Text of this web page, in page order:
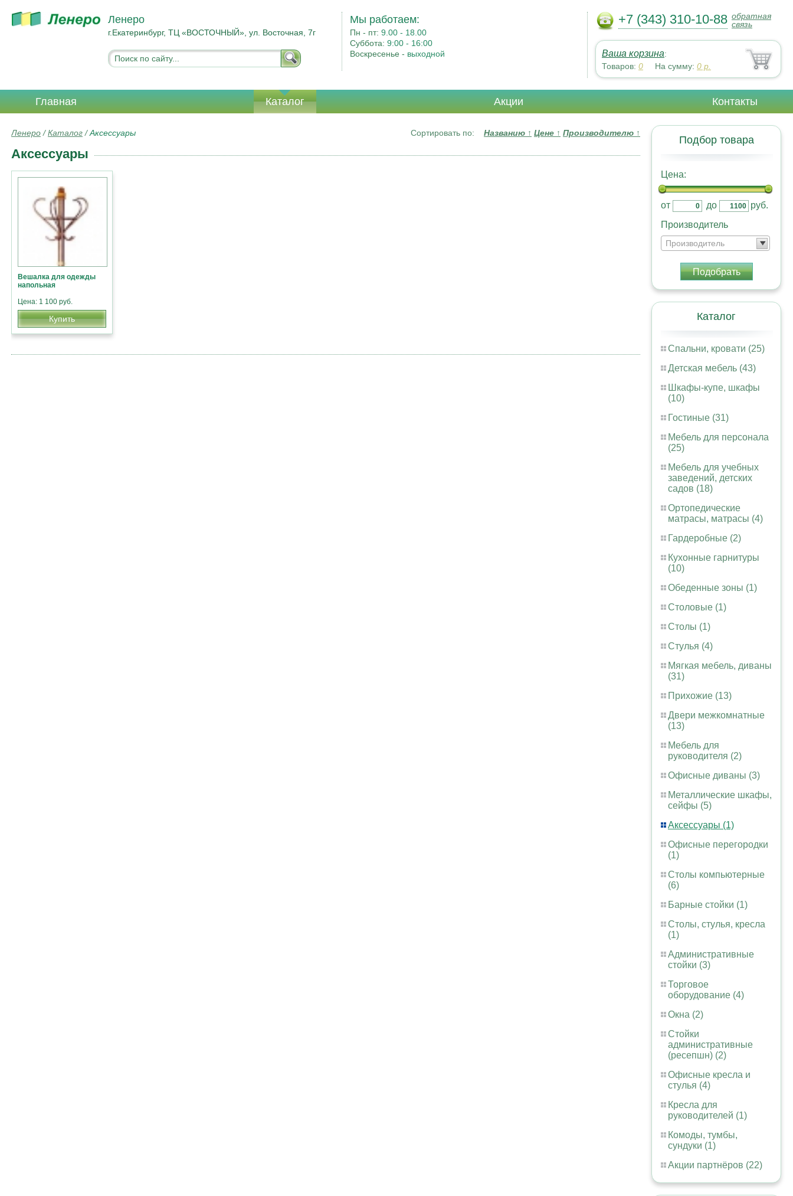
Ленеро
г.Екатеринбург, ТЦ «ВОСТОЧНЫЙ», ул. Восточная, 7г
Мы работаем:
Пн - пт:9.00 - 18.00
Суббота:9:00 - 16:00
Воскресенье - выходной
+7 (343) 310-10-88 обратная
связь
Ваша корзина:
Товаров: 0 На сумму: 0 р.
Главная Каталог Акции Контакты
Подбор товара
Цена:
от до
руб.
Производитель
Производитель
Подобрать
Каталог
Спальни, кровати (25)
Детская мебель (43)
Шкафы-купе, шкафы
(10)
Гостиные (31)
Мебель для персонала
(25)
Мебель для учебных
заведений, детских
садов (18)
Ортопедические
матрасы, матрасы (4)
Гардеробные (2)
Кухонные гарнитуры
(10)
Обеденные зоны (1)
Столовые (1)
Столы (1)
Стулья (4)
Мягкая мебель, диваны
(31)
Прихожие (13)
Двери межкомнатные
(13)
Мебель для
руководителя (2)
Офисные диваны (3)
Металлические шкафы,
сейфы (5)
Аксессуары (1)
Офисные перегородки
(1)
Столы компьютерные
(6)
Барные стойки (1)
Столы, стулья, кресла
(1)
Административные
стойки (3)
Торговое
оборудование (4)
Окна (2)
Стойки
административные
(ресепшн) (2)
Офисные кресла и
стулья (4)
Кресла для
руководителей (1)
Комоды, тумбы,
сундуки (1)
Акции партнёров (22)
Сортировать по: Названию ↑ Цене ↑ Производителю ↑
Ленеро /Каталог /Аксессуары
Аксессуары
Вешалка для одежды
напольная
Цена: 1 100 руб.
Купить